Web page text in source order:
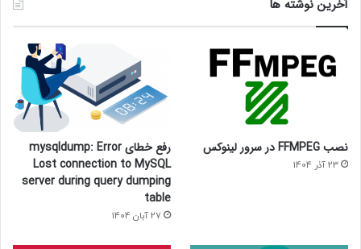
آخرین نوشته ها
نصب FFMPEG در سرور لینوکس
23 آذر 1404
رفع خطای mysqldump: Error
Lost connection to MySQL
server during query dumping
table
27 آبان 1404